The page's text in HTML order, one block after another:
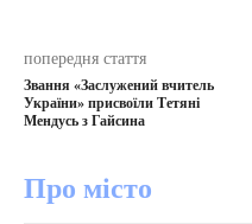
попередня стаття
Звання «Заслужений вчитель
України» присвоїли Тетяні
Мендусь з Гайсина
Про місто